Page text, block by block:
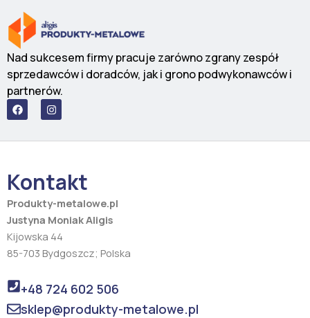
Nad sukcesem firmy pracuje zarówno zgrany zespół
sprzedawców i doradców, jak i grono podwykonawców i
partnerów.
F
a
c
b
k
I
n
s
a
a
m
Kontakt
Produkty-metalowe.pl
Justyna Moniak Aligis
Kijowska 44
85-703 Bydgoszcz; Polska
+48 724 602 506
sklep@produkty-metalowe.pl